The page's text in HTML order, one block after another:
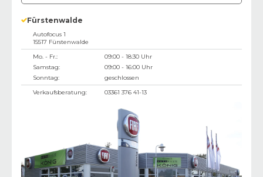
Fürstenwalde
Autofocus 1
15517 Fürstenwalde
Mo. - Fr.:
09:00 - 18:30 Uhr
Samstag:
09:00 - 16:00 Uhr
Sonntag:
geschlossen
Verkaufsberatung:
03361 376 41-13